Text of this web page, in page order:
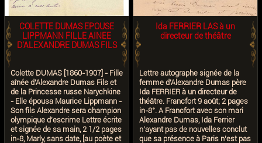
They not all perhaps know that A.
Dumas father, when volunteer
was being in wandering Italy,
announced to the enterprise of
thousand of Garibaldi and was
also appointed a sergeant of the
the rejoining of the Garibaldian
troops. The dimensions of the
sheet are 20,5 x 26, the half folded
about which it writes Dumas
measures 20,5 cm. x 13 In the
State lottery a rare original
photography is included to the
albumin formed "papers de visits"
échange d'une dépêche de St
Raphaël"
COLETTE DUMAS EPOUSE
LIPPMANN FILLE AINEE
D'ALEXANDRE DUMAS FILS
Colette DUMAS [1860-1907] - Fille
aînée d'Alexandre Dumas Fils et
de la Princesse russe Narychkine
- Elle épousa Maurice Lippmann -
Son fils Alexandre sera champion
olympique d'escrime Lettre écrite
et signée de sa main, 2 1/2 pages
in-8, Marly, sans date, [au poète et
Ida FERRIER LAS à un
directeur de théâtre
Lettre autographe signée de la
femme d’Alexandre Dumas père
Ida FERRIER à un directeur de
théâtre. Francfort 9 août; 2 pages
in-8°. A Francfort avec son mari
Alexandre Dumas, Ida Ferrier
n’ayant pas de nouvelles conclut
que sa présence à Paris n’est pas